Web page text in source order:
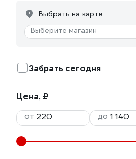
Выбрать на карте
Выберите магазин
Забрать сегодня
Цена, ₽
от
до